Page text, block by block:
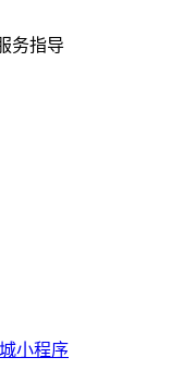
务指导
小程序